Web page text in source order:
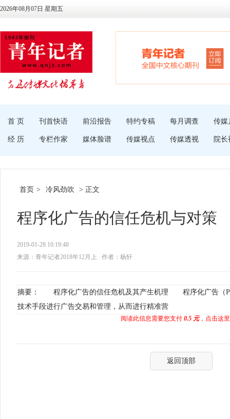
2026年08月07日 星期五
首 页 刊首快语 前沿报告 特约专稿 每月调查 传媒
经 历 专栏作家 媒体脸谱 传媒视点 传媒透视 院长
首页 > 冷风劲吹 > 正文
程序化广告的信任危机与对策
2019-01-28 10:19:48
来源：青年记者2018年12月上
作者：杨轩
摘要： 程序化广告的信任危机及其产生机理 程序化广告（
技术手段进行广告交易和管理，从而进行精准营
阅读此信息需要您支付 0.5 元，点击这
返回顶部